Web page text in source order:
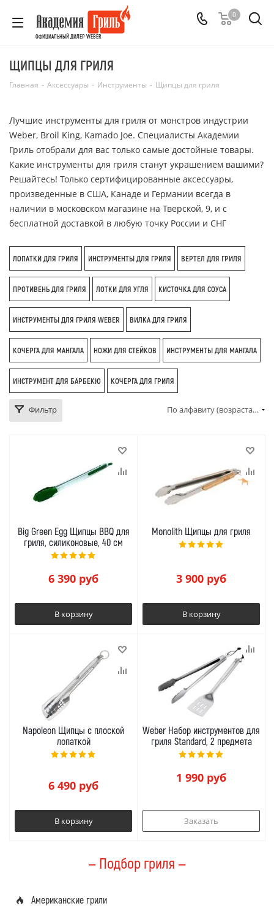
ОФИЦИАЛЬНЫЙ ДИЛЕР WEBER
0
ЩИПЦЫ ДЛЯ ГРИЛЯ
Главная - Аксессуары - Инструменты - Щипцы для гриля
Лучшие инструменты для гриля от монстров индустрии
Weber, Broil King, Kamado Joe. Специалисты Академии
Гриль отобрали для вас только самые достойные товары.
Какие инструменты для гриля станут украшением вашими?
Решайтесь! Только сертифицированные аксессуары,
произведенные в США, Канаде и Германии всегда в
наличии в московском магазине на Тверской, 9, и с
бесплатной доставкой в любую точку России и СНГ
ЛОПАТКИ ДЛЯ ГРИЛЯ ИНСТРУМЕНТЫ ДЛЯ ГРИЛЯ ВЕРТЕЛ ДЛЯ ГРИЛЯ
ПРОТИВЕНЬ ДЛЯ ГРИЛЯ ЛОТКИ ДЛЯ УГЛЯ КИСТОЧКА ДЛЯ СОУСА
ИНСТРУМЕНТЫ ДЛЯ ГРИЛЯ WEBER ВИЛКА ДЛЯ ГРИЛЯ
КОЧЕРГА ДЛЯ МАНГАЛА НОЖИ ДЛЯ СТЕЙКОВ ИНСТРУМЕНТЫ ДЛЯ МАНГАЛА
ИНСТРУМЕНТ ДЛЯ БАРБЕКЮ КОЧЕРГА ДЛЯ ГРИЛЯ
Фильтр По алфавиту (возрастание)
Big Green Egg Щипцы BBQ для
гриля, силиконовые, 40 см
6 390 руб
В корзину
Monolith Щипцы для гриля
3 900 руб
В корзину
Napoleon Щипцы с плоской
лопаткой
6 490 руб
В корзину
Weber Набор инструментов для
гриля Standard, 2 предмета
1 990 руб
Заказать
— Подбор гриля —
Американские грили